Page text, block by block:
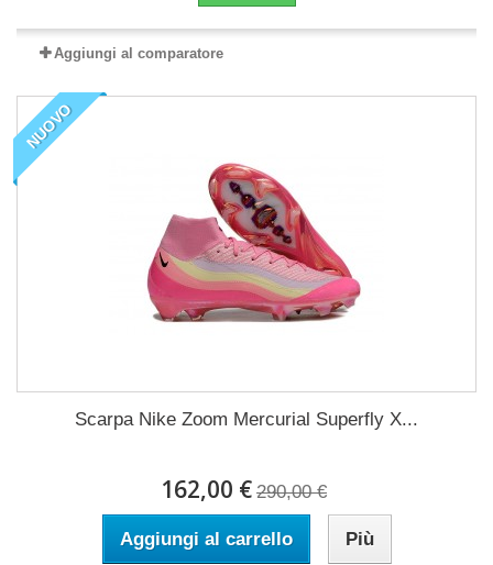
Aggiungi al comparatore
NUOVO
Scarpa Nike Zoom Mercurial Superfly X...
162,00 € 290,00 €
Aggiungi al carrello Più